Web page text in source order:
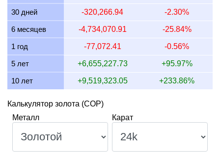
10 июля 2026 13,320,942.62 250,536.96
9 июля 2026 13,655,123.97 256,822.16
8 июля 2026 13,599,634.15 255,778.52
30 дней -320,266.94 -2.30%
6 месяцев -4,734,070.91 -25.84%
1 год -77,072.41 -0.56%
5 лет +6,655,227.73 +95.97%
10 лет +9,519,323.05 +233.86%
Калькулятор золота (COP)
Металл
Карат